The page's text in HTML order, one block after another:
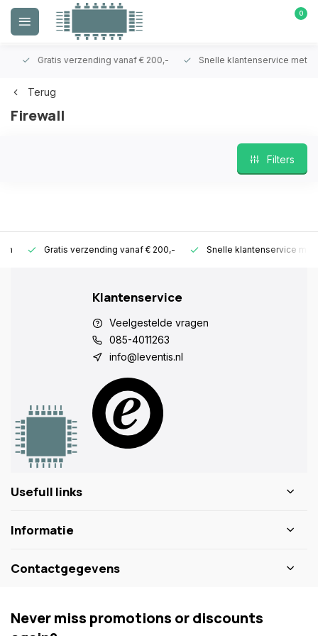
0
Gratis verzending vanaf € 200,- Snelle klantenservice met
Terug
Firewall
Filters
Gratis verzending vanaf € 200,- Snelle klantenservice met
Klantenservice
Veelgestelde vragen
085-4011263
info@leventis.nl
Usefull links
Informatie
Contactgegevens
Never miss promotions or discounts